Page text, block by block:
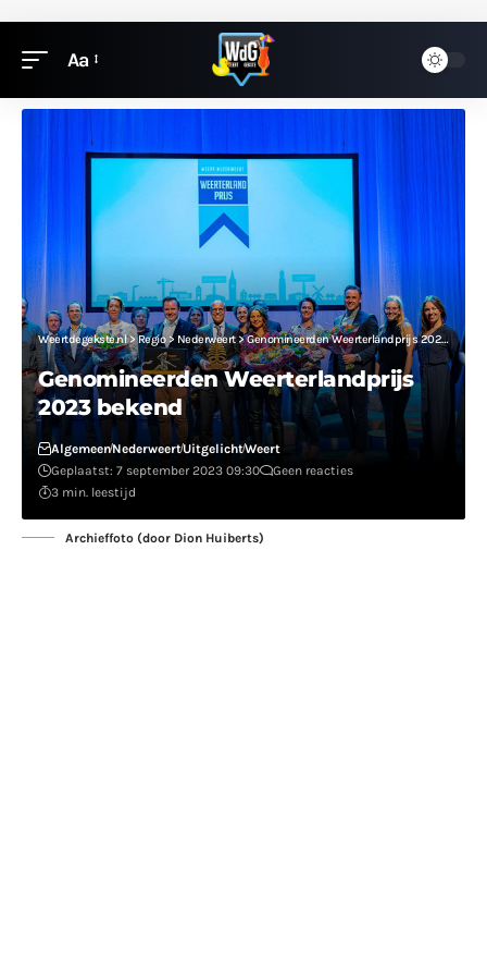
Aa
Weertdegekste.nl>Regio> Nederweert>Genomineerden Weerterlandprijs 2023 bekend
Genomineerden Weerterlandprijs
2023 bekend
AlgemeenNederweertUitgelichtWeert
Geplaatst: 7 september 2023 09:30
Geen reacties
3 min. leestijd
Archieffoto (door Dion Huiberts)